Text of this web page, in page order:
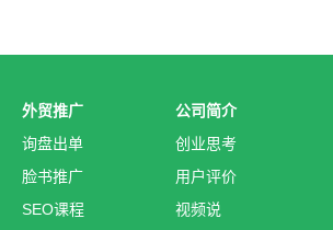
外贸推广
询盘出单
脸书推广
SEO课程
公司简介
创业思考
用户评价
视频说